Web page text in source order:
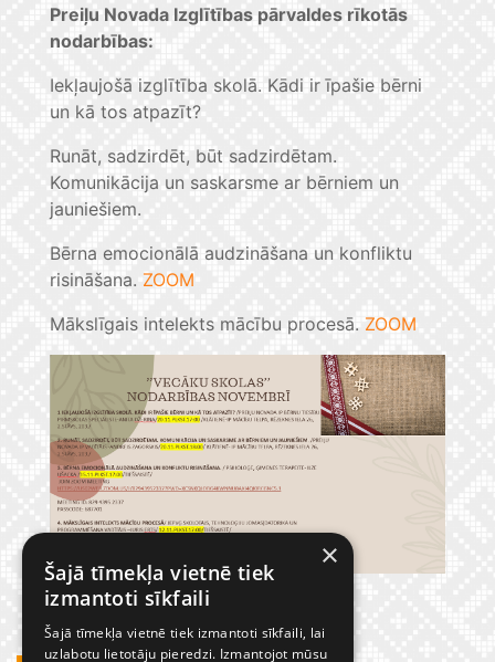
Preiļu Novada Izglītības pārvaldes rīkotās
nodarbības:
Iekļaujošā izglītība skolā. Kādi ir īpašie bērni
un kā tos atpazīt?
Runāt, sadzirdēt, būt sadzirdētam.
Komunikācija un saskarsme ar bērniem un
jauniešiem.
Bērna emocionālā audzināšana un konfliktu
risināšana. ZOOM
Mākslīgais intelekts mācību procesā. ZOOM
×
Šajā tīmekļa vietnē tiek
izmantoti sīkfaili
Šajā tīmekļa vietnē tiek izmantoti sīkfaili, lai
uzlabotu lietotāju pieredzi. Izmantojot mūsu